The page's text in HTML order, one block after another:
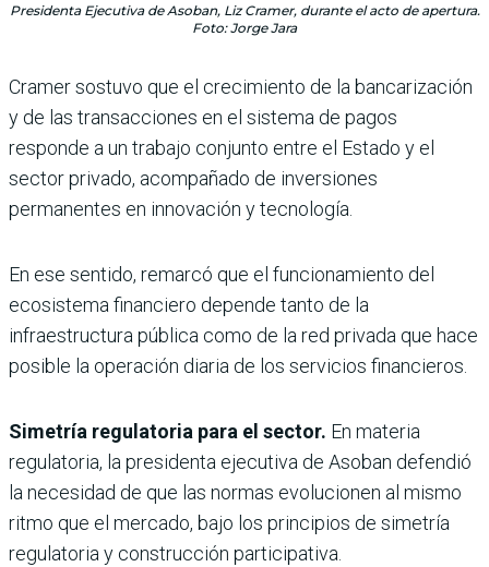
Presidenta Ejecutiva de Asoban, Liz Cramer, durante el acto de apertura.
Foto: Jorge Jara
Cramer sostuvo que el crecimiento de la bancarización
y de las transacciones en el sistema de pagos
responde a un trabajo conjunto entre el Estado y el
sector privado, acompañado de inversiones
permanentes en innovación y tecnología.
En ese sentido, remarcó que el funcionamiento del
ecosistema financiero depende tanto de la
infraestructura pública como de la red privada que hace
posible la operación diaria de los servicios financieros.
Simetría regulatoria para el sector. En materia
regulatoria, la presidenta ejecutiva de Asoban defendió
la necesidad de que las normas evolucionen al mismo
ritmo que el mercado, bajo los principios de simetría
regulatoria y construcción participativa.